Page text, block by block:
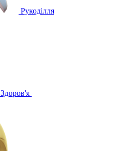
Рукоділля
Здоров'я